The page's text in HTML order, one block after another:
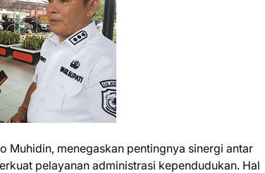
Muhidin, menegaskan pentingnya sinergi antar
pelayanan administrasi kependudukan. Hal